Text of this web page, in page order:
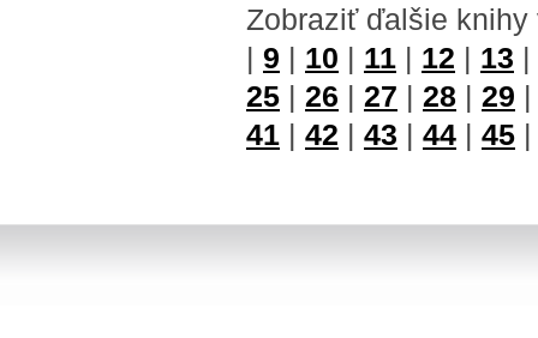
Zobraziť ďalšie
| 9 | 10 | 11 | 12 | 13 |
25 | 26 | 27 | 28 | 29
41 | 42 | 43 | 44 | 45